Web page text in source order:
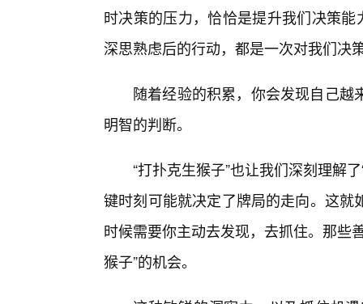
时决策的压力，恰恰是提升我们决策
深思熟虑后的行动，都是一次对我们决
随着经验的积累，你会发现自己
明智的判断。
“打扑克生猴子”也让我们深刻理解
键时刻可能就决定了牌局的走向。这
时候需要你主动去发现，去抓住。那些
猴子”的机会。